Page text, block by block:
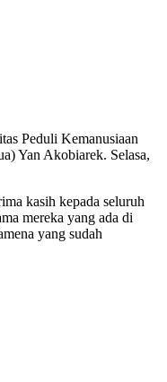
Peduli Kemanusiaan
Yan Akobiarek. Selasa,
kasih kepada seluruh
mereka yang ada di
yang sudah